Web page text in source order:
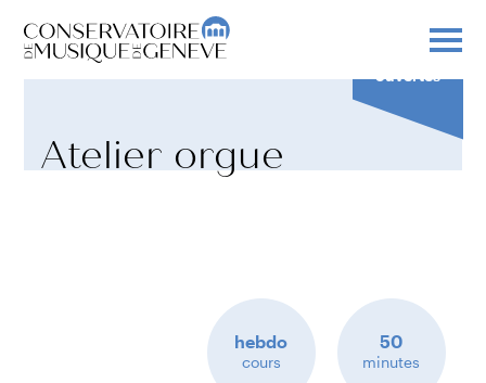
Atelier orgue
Inscriptions
ouvertes
hebdo
cours
50
minutes